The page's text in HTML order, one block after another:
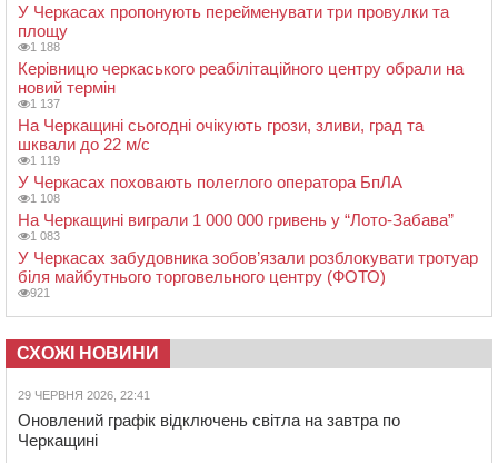
У Черкасах пропонують перейменувати три провулки та
площу
1 188
Керівницю черкаського реабілітаційного центру обрали на
новий термін
1 137
На Черкащині сьогодні очікують грози, зливи, град та
шквали до 22 м/с
1 119
У Черкасах поховають полеглого оператора БпЛА
1 108
На Черкащині виграли 1 000 000 гривень у “Лото-Забава”
1 083
У Черкасах забудовника зобов’язали розблокувати тротуар
біля майбутнього торговельного центру (ФОТО)
921
СХОЖІ НОВИНИ
29 ЧЕРВНЯ 2026, 22:41
Оновлений графік відключень світла на завтра по
Черкащині